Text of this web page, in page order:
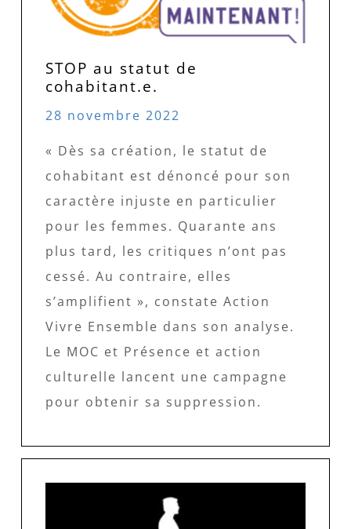
STOP au statut de
cohabitant.e.
28 novembre 2022
« Dès sa création, le statut de
cohabitant est dénoncé pour son
caractère injuste en particulier
pour les femmes. Quarante ans
plus tard, les critiques n’ont pas
cessé. Au contraire, elles
s’amplifient », constate Action
Vivre Ensemble dans son analyse.
Le MOC et Présence et action
culturelle lancent une campagne
pour obtenir sa suppression.